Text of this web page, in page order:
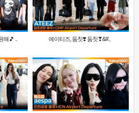
해🎵 .. 에이티즈, 둠칫❣️ 둠칫❣&#..